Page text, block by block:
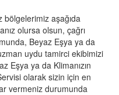
aşağıda
olursa olsun, çağrı
Beyaz Eşya ya da
uydu tamirci ekibimizi
Eşya ya da Klimanızın
olarak sizin için en
vermeniz durumunda